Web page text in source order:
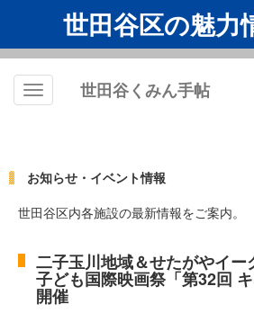
世田谷区の魅力
Toggle
世田谷くみん手帖
お知らせ・イベント情報
世田谷区内各施設の最新情報をご案内。
二子玉川地域＆せたがやイ
子ども国際映画祭「第32回
開催